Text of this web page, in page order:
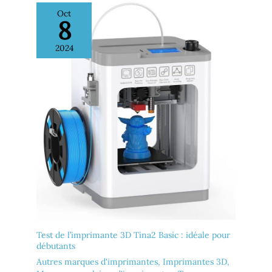
résine est livrée au client
en bon état.
Oct
8
2024
Test de l’imprimante 3D Tina2 Basic : idéale pour
débutants
Autres marques d'imprimantes, Imprimantes 3D,